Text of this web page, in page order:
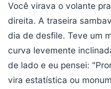
Você virava o volante
direita. A traseira
dia de desfile. Teve um
curva levemente
de lado e eu pensei:
vira estatística ou